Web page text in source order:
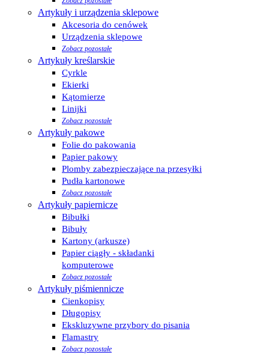
Artykuły i urządzenia sklepowe
Akcesoria do cenówek
Urządzenia sklepowe
Zobacz pozostałe
Artykuły kreślarskie
Cyrkle
Ekierki
Kątomierze
Linijki
Zobacz pozostałe
Artykuły pakowe
Folie do pakowania
Papier pakowy
Plomby zabezpieczające na przesyłki
Pudła kartonowe
Zobacz pozostałe
Artykuły papiernicze
Bibułki
Bibuły
Kartony (arkusze)
Papier ciągły - składanki
komputerowe
Zobacz pozostałe
Artykuły piśmiennicze
Cienkopisy
Długopisy
Ekskluzywne przybory do pisania
Flamastry
Zobacz pozostałe